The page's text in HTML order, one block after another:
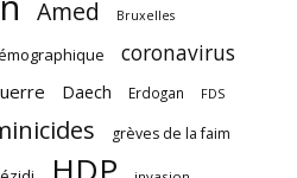
Amed Bruxelles
coronavirus
Daech Erdogan FDS
grèves de la faim